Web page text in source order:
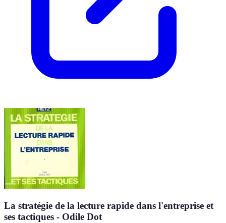
La stratégie de la lecture rapide dans l'entreprise et
ses tactiques - Odile Dot